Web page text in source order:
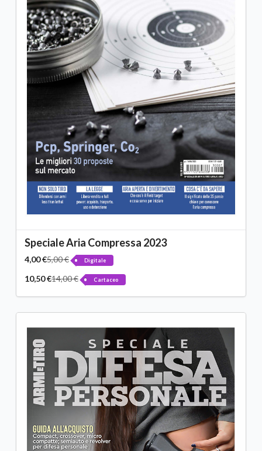
Speciale Aria Compressa 2023
4,00 €5,00 € Digitale
10,50 €14,00 € Cartaceo